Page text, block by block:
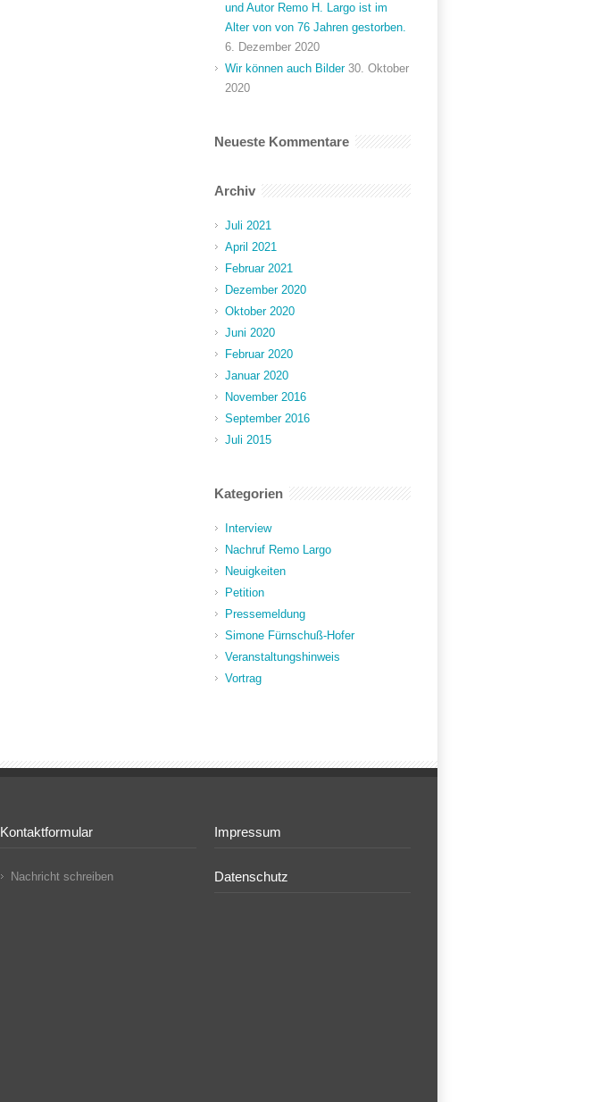
und Autor Remo H. Largo ist im
Alter von von 76 Jahren gestorben.
6. Dezember 2020
Wir können auch Bilder 30. Oktober
2020
Neueste Kommentare
Archiv
Juli 2021
April 2021
Februar 2021
Dezember 2020
Oktober 2020
Juni 2020
Februar 2020
Januar 2020
November 2016
September 2016
Juli 2015
Kategorien
Interview
Nachruf Remo Largo
Neuigkeiten
Petition
Pressemeldung
Simone Fürnschuß-Hofer
Veranstaltungshinweis
Vortrag
Kontaktformular
Nachricht schreiben
Impressum
Datenschutz